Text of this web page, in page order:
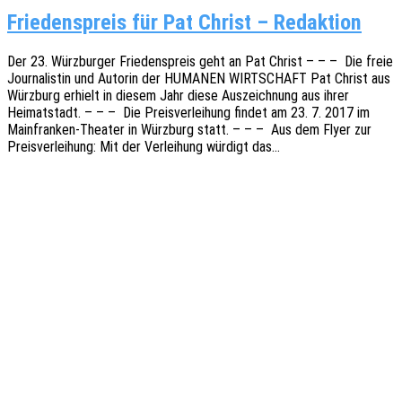
Friedenspreis für Pat Christ – Redaktion
Der 23. Würz­bur­ger Frie­dens­preis geht an Pat Christ – – – Die freie
Jour­na­lis­tin und Autorin der HUMANEN WIRTSCHAFT Pat Christ aus
Würz­burg erhielt in diesem Jahr diese Auszeich­nung aus ihrer
Heimat­stadt. – – – Die Preis­ver­lei­hung findet am 23. 7. 2017 im
Main­fran­ken-Thea­­ter in Würz­burg statt. – – – Aus dem Flyer zur
Preis­ver­lei­hung: Mit der Verlei­hung würdigt das…